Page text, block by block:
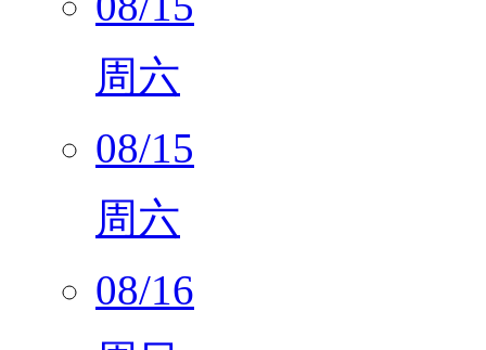
08/15
周六
08/15
周六
08/16